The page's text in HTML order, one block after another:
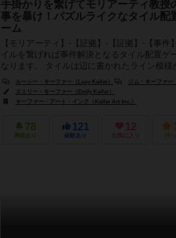
手掛かりを繋げてモリアーティ教授
事を暴け！パズルライクなタイル配
ーム
【モリアーティ】-【証拠】-【証拠】-【事件
イルを繋げれば事件解決となるタイル配置ゲ
なります。 タイルは辺に書かれたライン模様
であれば （隣接元...
ルーシー・キーファー（Lucy Keifer）
ジム・キーファー（
エミリー・キーファー（Emily Keifer）
キーファー・アート・インク（Keifer Art Inc.）
78
興味あり
121
経験あり
12
お気に入り 持